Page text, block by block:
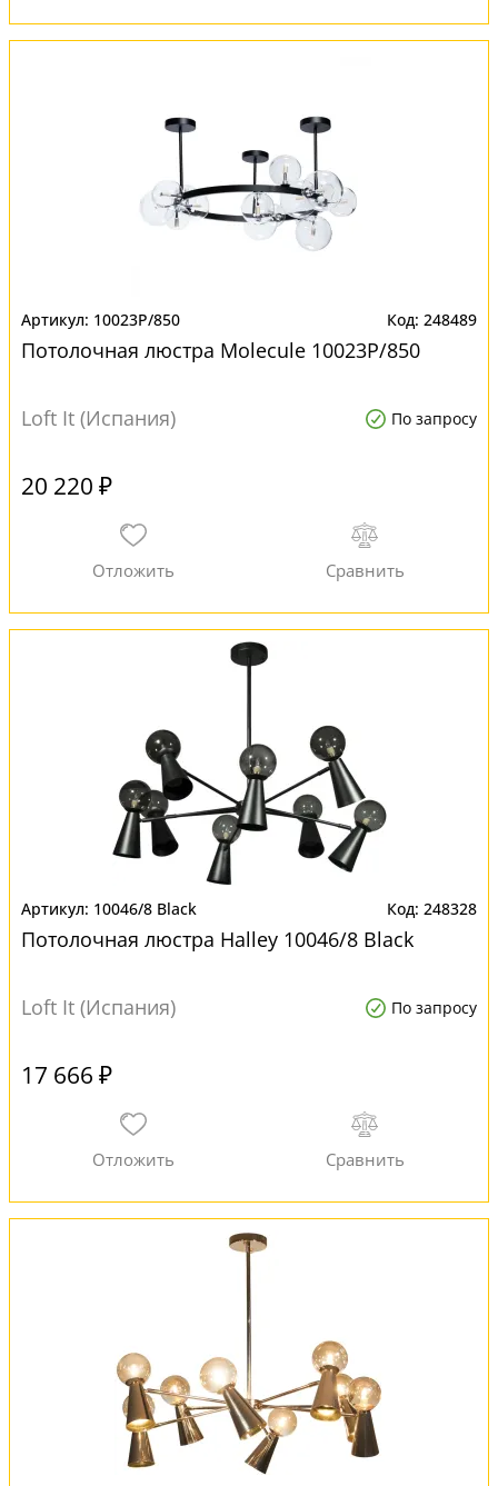
10023P/850 248489
Потолочная люстра Molecule 10023P/850
Loft It (Испания) По запросу
20 220 ₽
10046/8 Black 248328
Потолочная люстра Halley 10046/8 Black
Loft It (Испания) По запросу
17 666 ₽